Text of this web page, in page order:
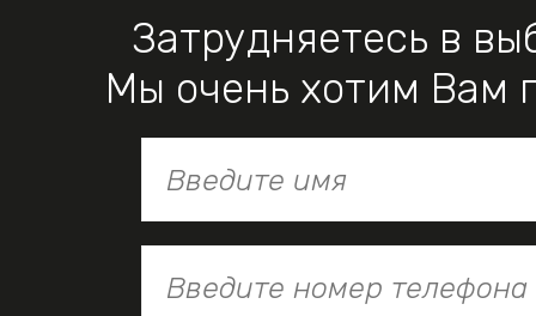
Затрудняетесь в
Мы очень хотим Вам